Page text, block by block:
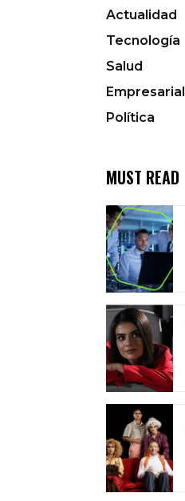
Actualidad
Tecnología
Salud
Empresarial
Política
MUST READ